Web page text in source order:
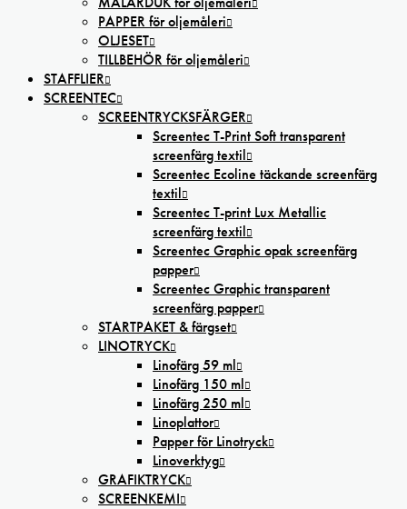
PAPPER för oljemåleri
OLJESET
TILLBEHÖR för oljemåleri
STAFFLIER
SCREENTEC
SCREENTRYCKSFÄRGER
Screentec T-Print Soft transparent
screenfärg textil
Screentec Ecoline täckande screenfärg
textil
Screentec T-print Lux Metallic
screenfärg textil
Screentec Graphic opak screenfärg
papper
Screentec Graphic transparent
screenfärg papper
STARTPAKET & färgset
LINOTRYCK
Linofärg 59 ml
Linofärg 150 ml
Linofärg 250 ml
Linoplattor
Papper för Linotryck
Linoverktyg
GRAFIKTRYCK
SCREENKEMI